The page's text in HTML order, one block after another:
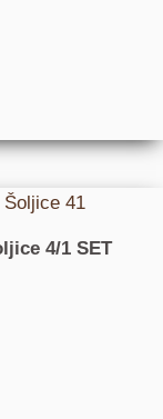
4/1 SET